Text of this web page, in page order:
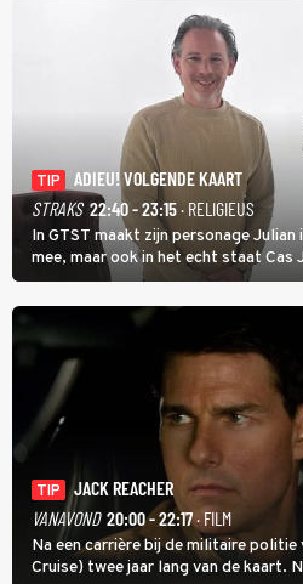
TIP
ADIEU! VOLGENDE KAART
STRAKS 22:40 - 23:15· RELIGIEUS
In GTST maakt zijn personage
mee, maar ook in het echt staat Cas
vertelt hij in Adieu! Volgende Kaart.
TIP
JACK REACHER
VANAVOND 20:00 - 22:17· FILM
Na een carrière bij de militaire
Cruise) twee jaar lang van de kaart.